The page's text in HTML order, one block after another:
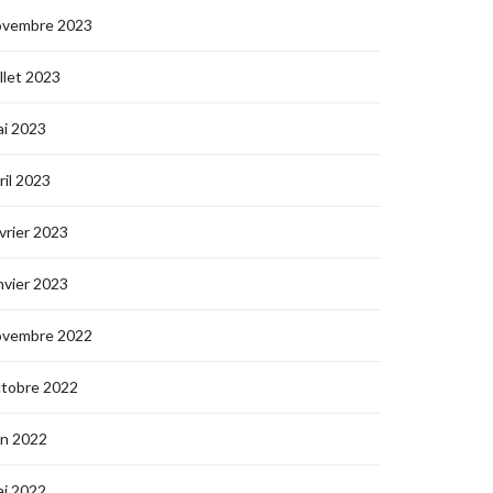
2023
2023
2023
2023
2023
2023
2022
2022
2022